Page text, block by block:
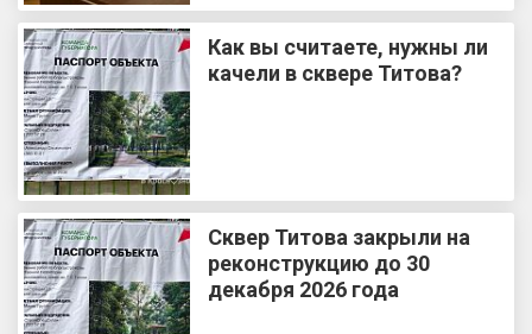
Как вы считаете, нужны ли
качели в сквере Титова?
Сквер Титова закрыли на
реконструкцию до 30
декабря 2026 года